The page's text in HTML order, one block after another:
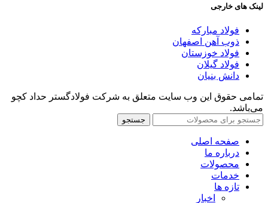
لینک های خارجی
فولاد مبارکه
ذوب آهن اصفهان
فولاد خوزستان
فولاد گیلان
دانش بنیان
تمامی حقوق این وب سایت متعلق به شرکت فولادگستر حداد کچو
می‌باشد.
جستجو
صفحه اصلی
درباره ما
محصولات
خدمات
تازه ها
اخبار